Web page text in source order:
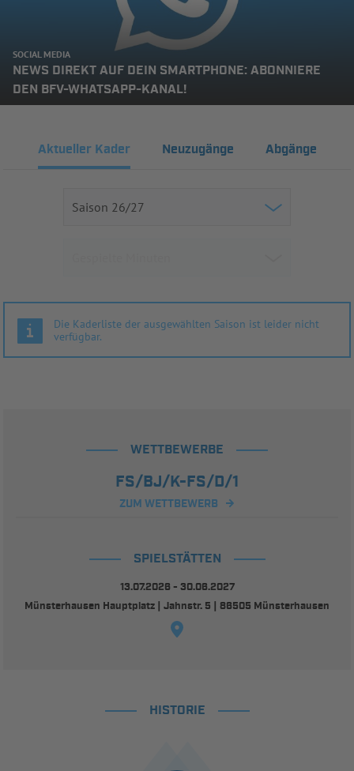
SOCIAL MEDIA
NEWS DIREKT AUF DEIN SMARTPHONE: ABONNIERE
DEN BFV-WHATSAPP-KANAL!
Aktueller Kader Neuzugänge Abgänge
Die Kaderliste der ausgewählten Saison ist leider nicht
verfügbar.
WETTBEWERBE
FS/BJ/K-FS/D/1
ZUM WETTBEWERB
SPIELSTÄTTEN
13.07.2026 - 30.06.2027
Münsterhausen Hauptplatz | Jahnstr. 5 | 86505 Münsterhausen
HISTORIE